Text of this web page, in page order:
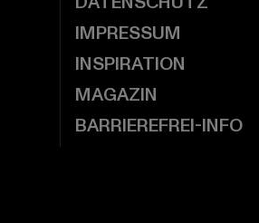
IMPRESSUM
INSPIRATION
MAGAZIN
BARRIEREFREI-INFO